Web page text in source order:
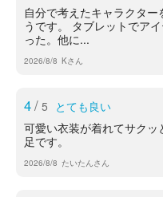
自分で考えたキャラクタ
うです。 タブレットでア
った。他に...
2026/8/8 Kさん
4/ 5 とても良い
可愛い衣装が着れてサク
足です。
2026/8/8 たいたんさん